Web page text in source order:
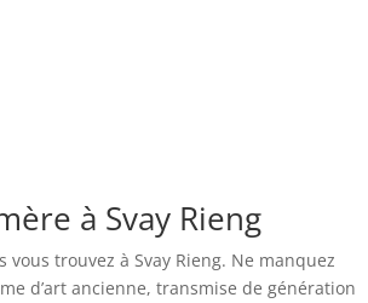
à Svay Rieng
trouvez à Svay Rieng. Ne manquez
d’art ancienne, transmise de génération